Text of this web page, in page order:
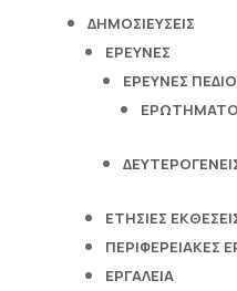
ΔΗΜΟΣΙΕΥΣΕΙΣ
ΕΡΕΥΝΕΣ
ΕΡΕΥΝΕΣ
ΕΤΗΣΙΕΣ
ΠΕΡΙΦΕΡΕΙΑΚΕΣ
ΕΡΓΑΛΕΙΑ